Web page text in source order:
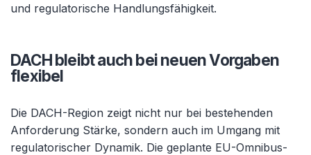
und regulatorische Handlungsfähigkeit.
DACH bleibt auch bei neuen Vorgaben
flexibel
Die DACH-Region zeigt nicht nur bei bestehenden
Anforderung Stärke, sondern auch im Umgang mit
regulatorischer Dynamik. Die geplante EU-Omnibus-